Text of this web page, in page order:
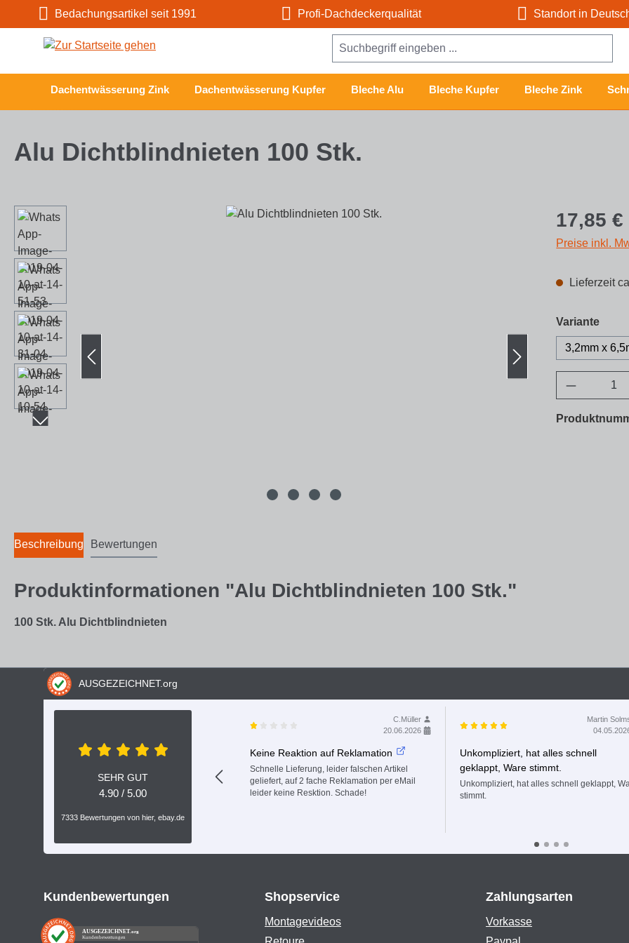
Hauptinhalt springen
Zur Suche springen
Zur Hauptnavigation springen
Bedachungsartikel seit 1991 Profi-Dachdeckerqualität Standort in
Dachentwässerung Zink Dachentwässerung Kupfer Bleche Alu Bleche Kupfer Bleche Zink
Alu Dichtblindnieten 100 Stk.
Bildergalerie überspringen Regulärer
17,85 €
Preise inkl.
Lieferzeit
Variante
3,2mm x
Produkt
Beschreibung Bewertungen
Produktinformationen "Alu Dichtblindnieten 100 Stk."
100 Stk. Alu Dichtblindnieten
AUSGEZEICHNET.org
SEHR GUT
4.90 / 5.00
7333 Bewertungen von hier, ebay.de
C.Müller
20.06.2026
Keine Reaktion auf Reklamation
Schnelle Lieferung, leider falschen Artikel
geliefert, auf 2 fache Reklamation per eMail
leider keine Resktion. Schade!
Martin
Unkompliziert, hat alles schnell
geklappt, Ware stimmt.
Unkompliziert, hat alles schnell geklappt,
stimmt.
Kundenbewertungen
AUSGEZEICHNET.org
Kundenbewertungen
Shopservice
Montagevideos
Zahlungsarten
Vorkasse